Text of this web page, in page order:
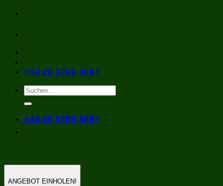
Zum
springen
+44 20 3769 3987
+44 20 3769 3987
ANGEBOT EINHOLEN!